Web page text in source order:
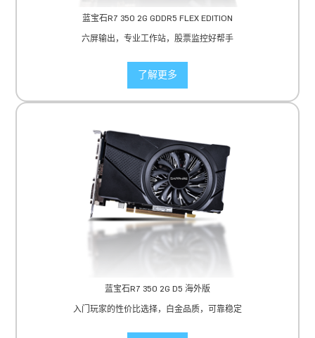
蓝宝石R7 350 2G GDDR5 FLEX EDITION
六屏输出，专业工作站，股票监控好帮手
了解更多
蓝宝石R7 350 2G D5 海外版
入门玩家的性价比选择，白金品质，可靠稳定